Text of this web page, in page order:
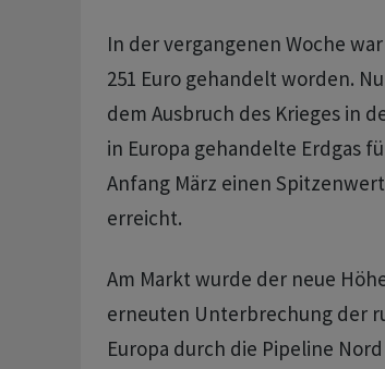
In der vergangenen Woche
251 Euro gehandelt worden.
dem Ausbruch des Krieges in
in Europa gehandelte Erdgas
Anfang März einen
erreicht.
Am Markt wurde der neue
erneuten Unterbrechung der
Europa durch die Pipeline